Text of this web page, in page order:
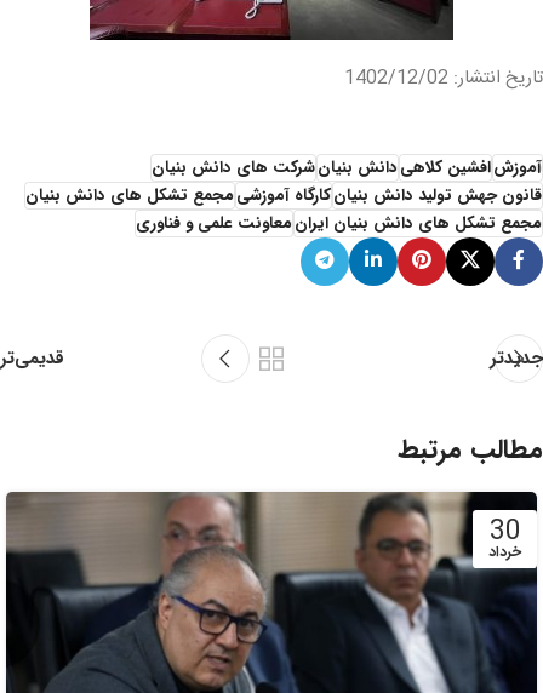
تاریخ انتشار: 1402/12/02
آموزشافشین کلاهیدانش بنیانشرکت های دانش بنیان
قانون جهش تولید دانش بنیانکارگاه آموزشیمجمع تشکل های دانش بنیان
مجمع تشکل های دانش بنیان ایرانمعاونت علمی و فناوری
جدیدتر قدیمی‌تر
مطالب مرتبط
30
خرداد